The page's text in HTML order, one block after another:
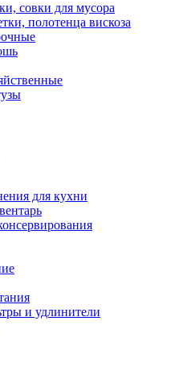
совки для мусора
полотенца вискоза
для кухни
и удлинители